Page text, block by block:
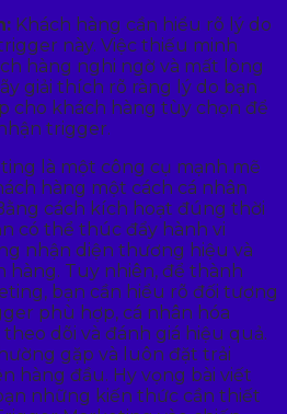
Khách hàng cần hiểu rõ lý do
này. Việc thiếu minh
hàng nghi ngờ và mất lòng
giải thích rõ ràng lý do bạn
cho khách hàng tùy chọn để
trigger.
là một công cụ mạnh mẽ
hàng một cách cá nhân
cách kích hoạt đúng thời
có thể thúc đẩy hành vi
nhận diện thương hiệu và
hàng. Tuy nhiên, để thành
bạn cần hiểu rõ đối tượng
phù hợp, cá nhân hóa
dõi và đánh giá hiệu quả.
gặp và luôn đặt trải
hàng đầu. Hy vọng bài viết
những kiến thức cần thiết